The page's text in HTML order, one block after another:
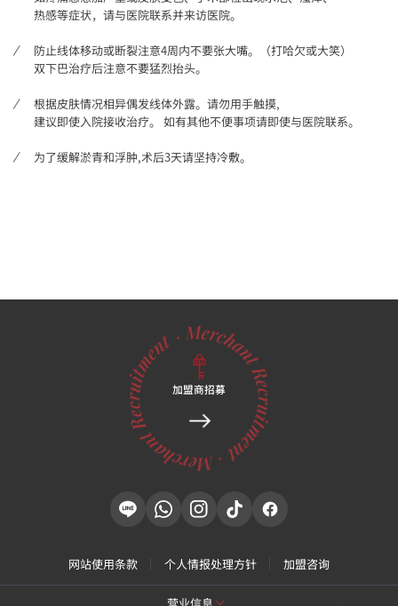
热感等症状，请与医院联系并来访医院。
防止线体移动或断裂注意4周内不要张大嘴。（打哈欠或大笑）
双下巴治疗后注意不要猛烈抬头。
根据皮肤情况相异偶发线体外露。请勿用手触摸,
建议即使入院接收治疗。 如有其他不便事项请即使与医院联系。
为了缓解淤青和浮肿,术后3天请坚持冷敷。
加盟商招募
网站使用条款 个人情报处理方针 加盟咨询